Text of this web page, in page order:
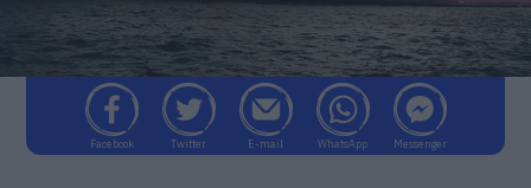
Facebook Twitter E-mail WhatsApp Messenger